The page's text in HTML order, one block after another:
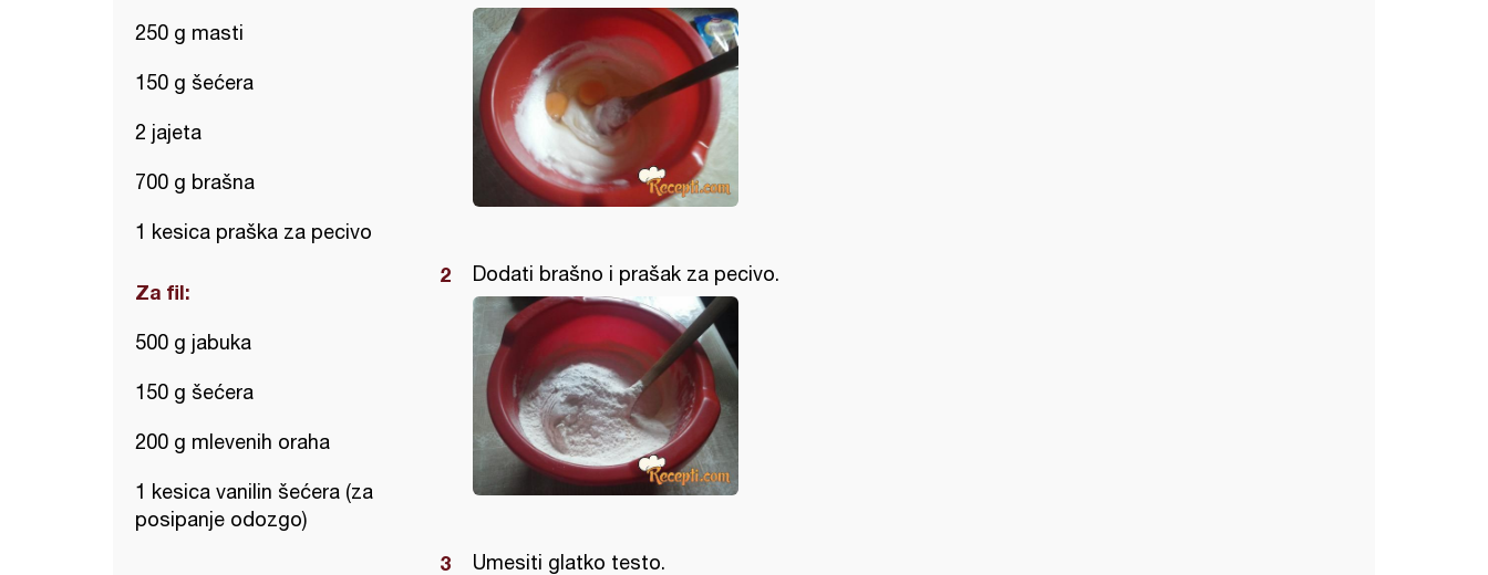
250 g masti
150 g šećera
2 jajeta
700 g brašna
1 kesica praška za pecivo
Za fil:
500 g jabuka
150 g šećera
200 g mlevenih oraha
1 kesica vanilin šećera (za
posipanje odozgo)
Dodati brašno i prašak za pecivo.
Umesiti glatko testo.